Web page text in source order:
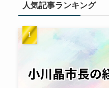
人気記事ランキング